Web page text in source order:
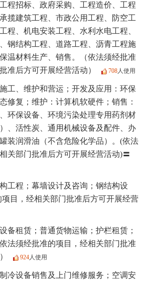
程招标、政府采购、工程造价、工程
揽建筑工程、市政公用工程、防空工
程、机电安装工程、水利水电工程、
钢结构工程、道路工程、沥青工程施
温材料生产、销售。（依法须经批准
准后方可开展经营活动）
708人使用
工、维护和营运；开发及应用：环保
修复；维护：计算机软硬件；销售：
环保设备、环境污染处理专用药剂材
、活性炭、通用机械设备及配件、办
装润滑油（不含危险化学品）。(依法
关部门批准后方可开展经营活动)〓
工程；幕墙设计及咨询；钢结构设
目，经相关部门批准后方可开展经营
备租赁；普通货物运输；护栏租赁；
法须经批准的项目，经相关部门批准
924人使用
冷设备销售及上门维修服务；空调安